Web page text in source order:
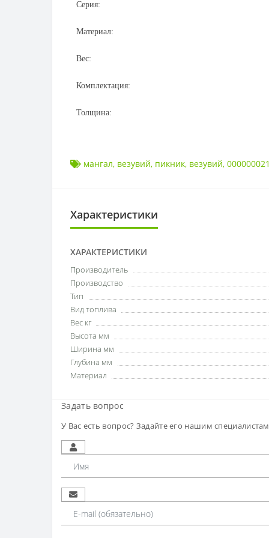
Серия:
Материал:
Вес:
Комплектация:
Толщина:
мангал, везувий, пикник, везувий,
Характеристики
ХАРАКТЕРИСТИКИ
Производитель
Производство
Тип
Вид топлива
Вес кг
Высота мм
Ширина мм
Глубина мм
Материал
Задать вопрос
У Вас есть вопрос? Задайте его нашим